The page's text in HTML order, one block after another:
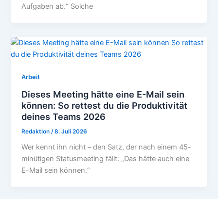
Aufgaben ab.“ Solche
Arbeit
Dieses Meeting hätte eine E-Mail sein
können: So rettest du die Produktivität
deines Teams 2026
Redaktion /8. Juli 2026
Wer kennt ihn nicht – den Satz, der nach einem 45-
minütigen Statusmeeting fällt: „Das hätte auch eine
E-Mail sein können.“